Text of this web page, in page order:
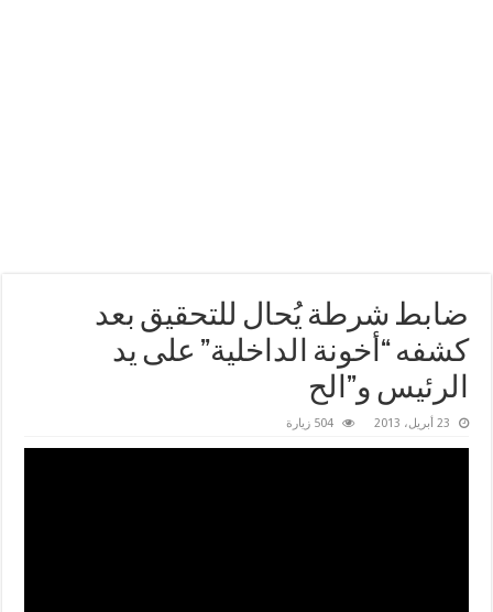
ضابط شرطة يُحال للتحقيق بعد
كشفه “أخونة الداخلية” على يد
الرئيس و”الح
23 أبريل، 2013 504 زيارة